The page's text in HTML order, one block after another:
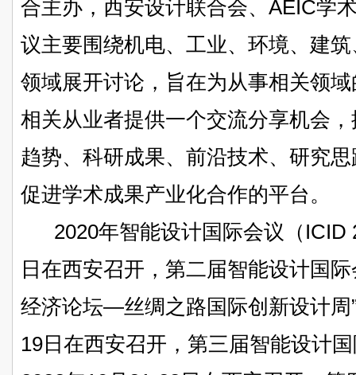
合主办，西安设计联合会、AEIC学
议主要围绕机电、工业、环境、建
领域展开讨论，旨在为从事相关领
相关从业者提供一个交流分享机会
趋势、科研成果、前沿技术、研究
促进学术成果产业化合作的平台。
2020年智能设计国际会议（ICID
日在西安召开，第二届智能设计国
经济论坛—丝绸之路国际创新设计周
19日在西安召开，第三届智能设计